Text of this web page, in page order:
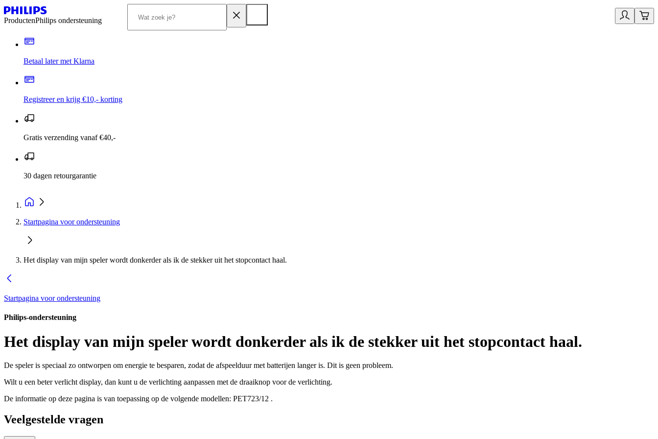
ProductenPhilips ondersteuning
Betaal later met Klarna
Registreer en krijg €10,- korting
Gratis verzending vanaf €40,-
30 dagen retourgarantie
Startpagina voor ondersteuning
Het display van mijn speler wordt donkerder als ik de stekker uit het stopcontact haal.
Startpagina voor ondersteuning
Philips-ondersteuning
Het display van mijn speler wordt donkerder als ik de stekker uit het stopcontact haal.
De speler is speciaal zo ontworpen om energie te besparen, zodat de afspeelduur met batterijen langer is. Dit is geen probleem.
Wilt u een beter verlicht display, dan kunt u de verlichting aanpassen met de draaiknop voor de verlichting.
De informatie op deze pagina is van toepassing op de volgende modellen: PET723/12 .
Veelgestelde vragen